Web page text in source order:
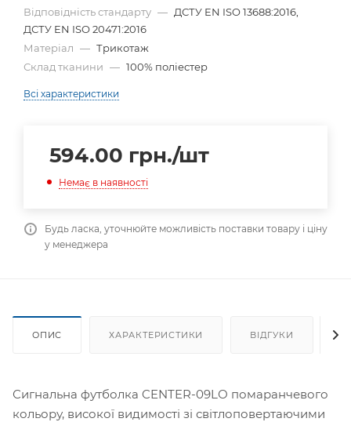
Відповідність стандарту — ДСТУ EN ISO 13688:2016,
ДСТУ EN ISO 20471:2016
Матеріал — Трикотаж
Склад тканини — 100% поліестер
Всі характеристики
594.00 грн./шт
Немає в наявності
Будь ласка, уточнюйте можливість поставки товару і ціну
у менеджера
ОПИС ХАРАКТЕРИСТИКИ ВІДГУКИ
Сигнальна футболка CENTER-09LО помаранчевого
кольору, високої видимості зі світлоповертаючими